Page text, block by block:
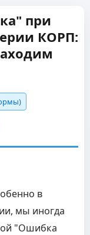
при
КОРП:
в
мы иногда
"Ошибка